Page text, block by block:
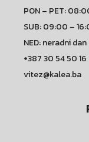
PON – PET:
SUB: 09:00 –
NED: neradni dan
+387 30 54 50 16
vitez@kalea.ba